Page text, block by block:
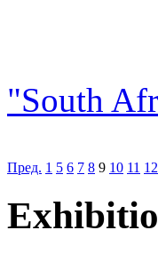
"South
Пред. 1 5 6 7 8 9 10 11 12